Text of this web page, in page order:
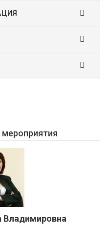
Владимировна